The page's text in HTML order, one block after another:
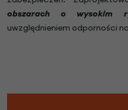
obszarach o wysokim
uwzględnieniem odporności